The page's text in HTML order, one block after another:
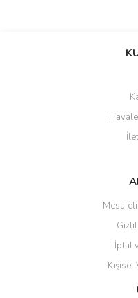
İptal
Kişisel